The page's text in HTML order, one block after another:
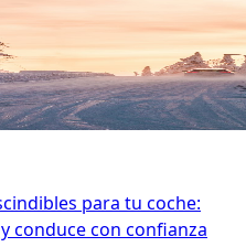
para tu coche:
conduce con confianza